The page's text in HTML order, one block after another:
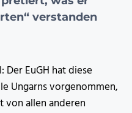
verstanden
Der EuGH hat diese
Ungarns vorgenommen,
von allen anderen